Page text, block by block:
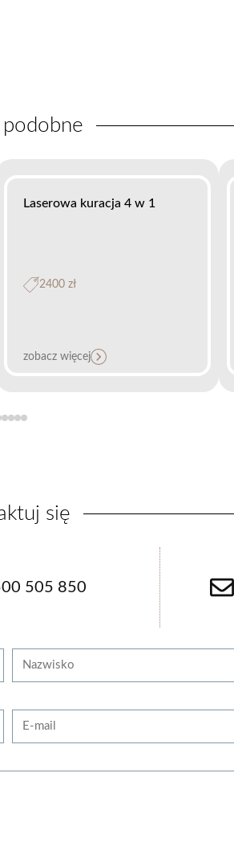
Laserowa kuracja 4 w 1
2400 zł
zobacz więcej
się
505 850